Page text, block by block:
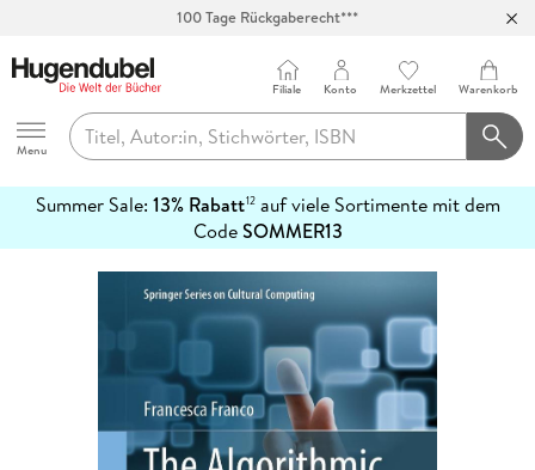
100 Tage Rückgaberecht***
Hugendubel
Menu
Filiale Konto Merkzettel Warenkorb
Summer Sale: 13% Rabatt12auf viele Sortimente mit dem
CodeSOMMER13
erfahren